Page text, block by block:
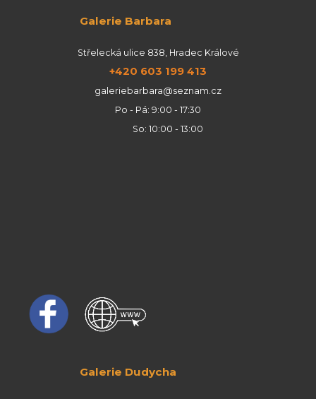
Galerie Barbara
Střelecká ulice 838, Hradec Králové
+420 603 199 413
galeriebarbara@seznam.cz
Po - Pá: 9:00 - 17:30
So: 10:00 - 13:00
Galerie Dudycha